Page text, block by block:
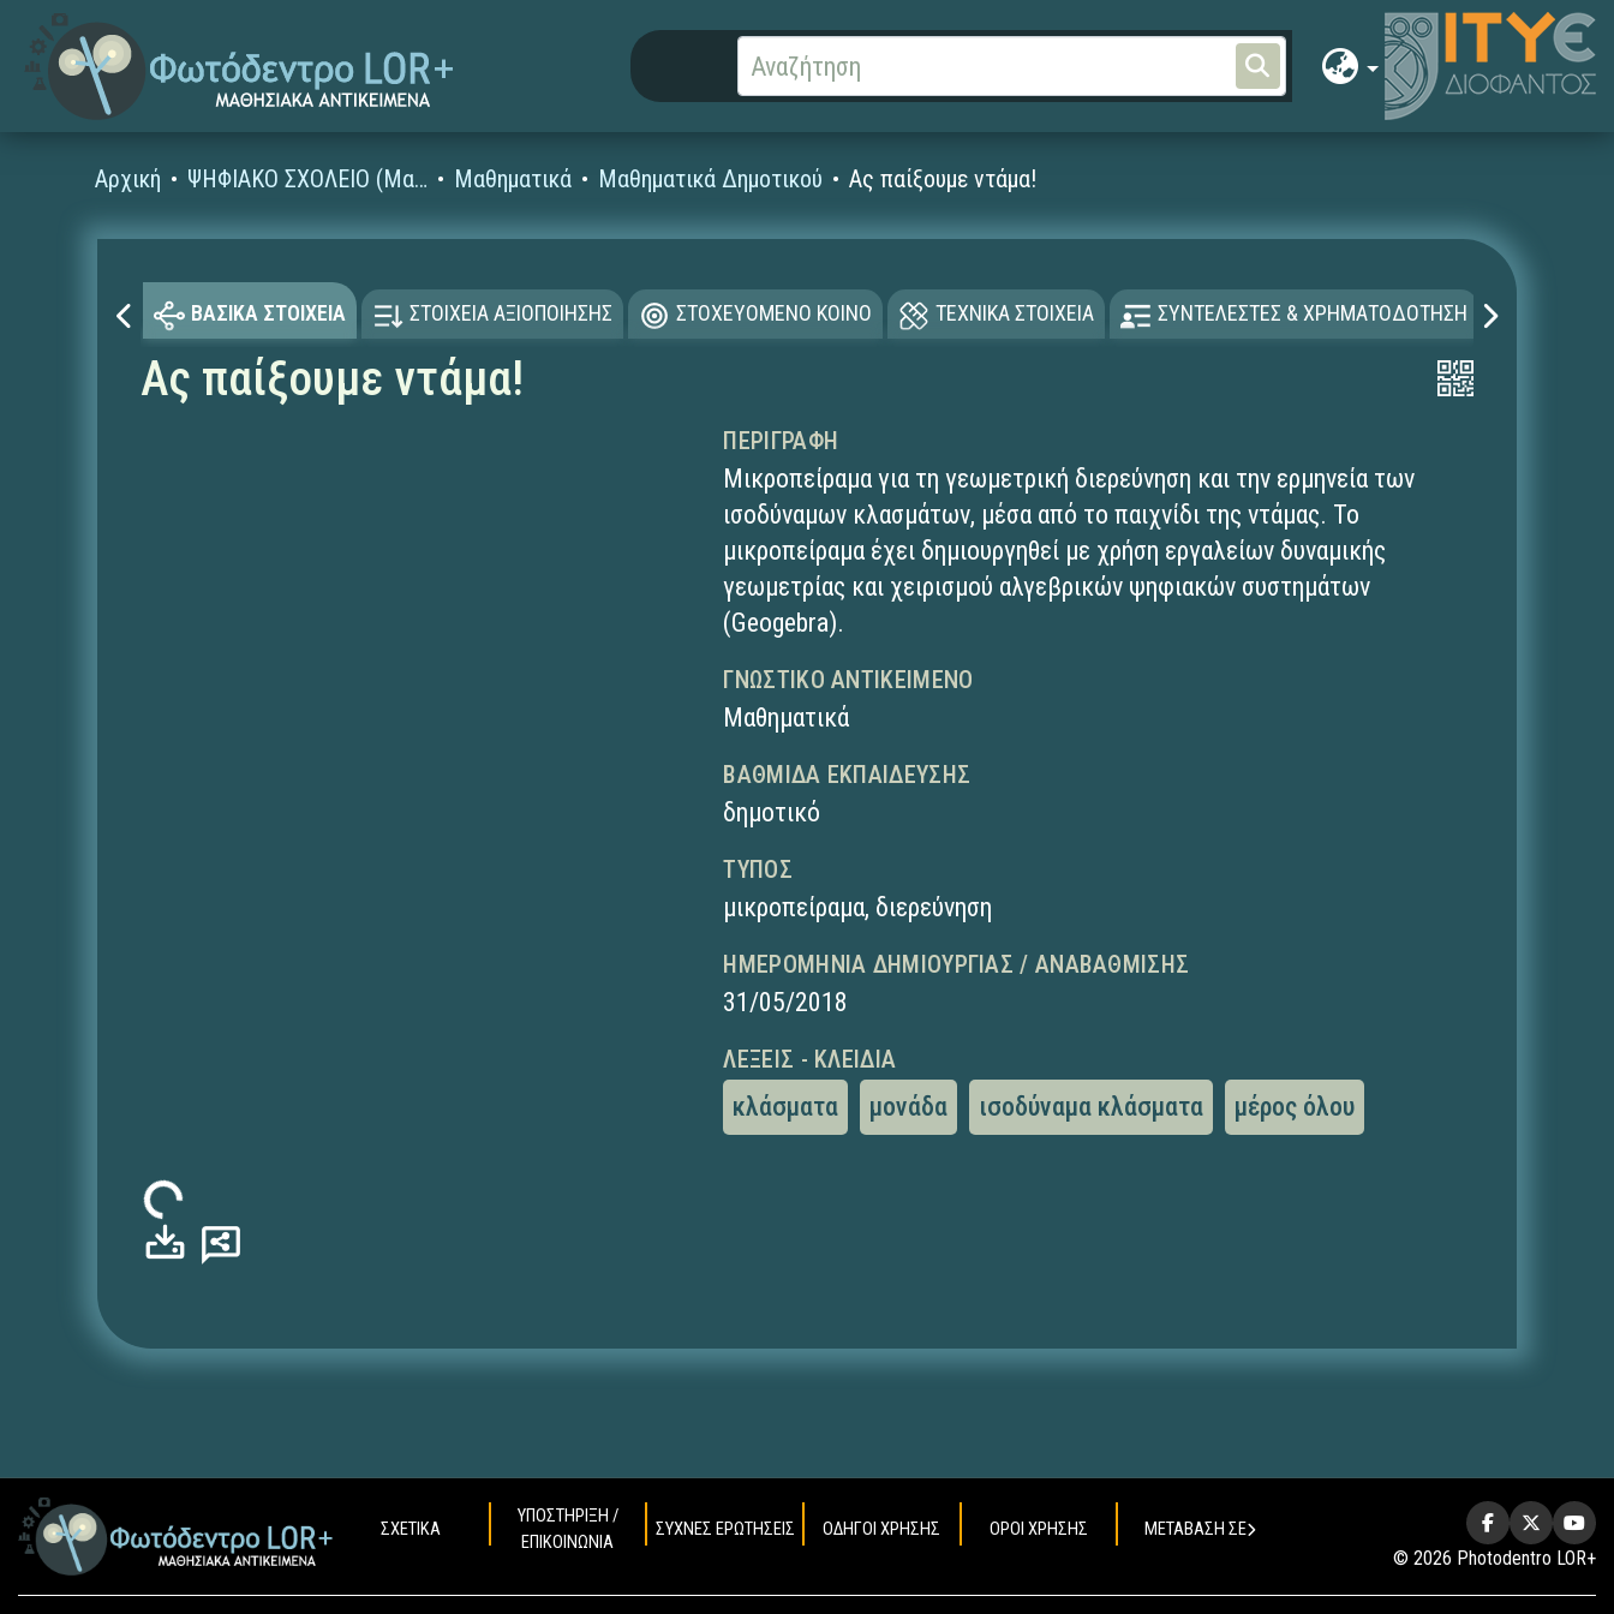
Αρχική ΨΗΦΙΑΚΟ ΣΧΟΛΕΙΟ (Μαθησιακά Αντικείμενα) Μαθηματικά Μαθηματικά Δημοτικού Ας παίξουμε ντάμα!
ΒΑΣΙΚΑ ΣΤΟΙΧΕΙΑ ΣΤΟΙΧΕΙΑ ΑΞΙΟΠΟΙΗΣΗΣ ΣΤΟΧΕΥΟΜΕΝΟ ΚΟΙΝΟ ΤΕΧΝΙΚΑ ΣΤΟΙΧΕΙΑ ΣΥΝΤΕΛΕΣΤΕΣ & ΧΡΗΜΑΤΟΔΟΤΗΣΗ
Ας παίξουμε ντάμα!
Φόρτωση...
ΠΕΡΙΓΡΑΦΉ
Μικροπείραμα για τη γεωμετρική διερεύνηση και την ερμηνεία των
ισοδύναμων κλασμάτων, μέσα από το παιχνίδι της ντάμας. Το
μικροπείραμα έχει δημιουργηθεί με χρήση εργαλείων δυναμικής
γεωμετρίας και χειρισμού αλγεβρικών ψηφιακών συστημάτων
(Geogebra).
ΓΝΩΣΤΙΚΌ ΑΝΤΙΚΕΊΜΕΝΟ
Μαθηματικά
ΒΑΘΜΊΔΑ ΕΚΠΑΊΔΕΥΣΗΣ
δημοτικό
ΤΎΠΟΣ
μικροπείραμα, διερεύνηση
ΗΜΕΡΟΜΗΝΊΑ ΔΗΜΙΟΥΡΓΊΑΣ / ΑΝΑΒΆΘΜΙΣΗΣ
31/05/2018
ΛΈΞΕΙΣ - ΚΛΕΙΔΙΆ
κλάσματα μονάδα ισοδύναμα κλάσματα μέρος όλου
ΣΧΕΤΙΚΑ
ΥΠΟΣΤΗΡΙΞΗ /
ΕΠΙΚΟΙΝΩΝΙΑ
ΣΥΧΝΕΣ ΕΡΩΤΗΣΕΙΣ ΟΔΗΓΟΙ ΧΡΗΣΗΣ ΟΡΟΙ ΧΡΗΣΗΣ ΜΕΤΑΒΑΣΗ ΣΕ
© 2026 Photodentro LOR+